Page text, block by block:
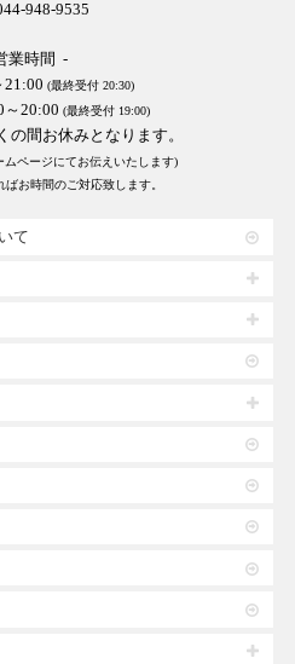
948-9535
業時間 -
21:00 (最終受付 20:30)
～20:00 (最終受付 19:00)
の間お休みとなります。
ムページにてお伝えいたします)
お時間のご対応致します。
て